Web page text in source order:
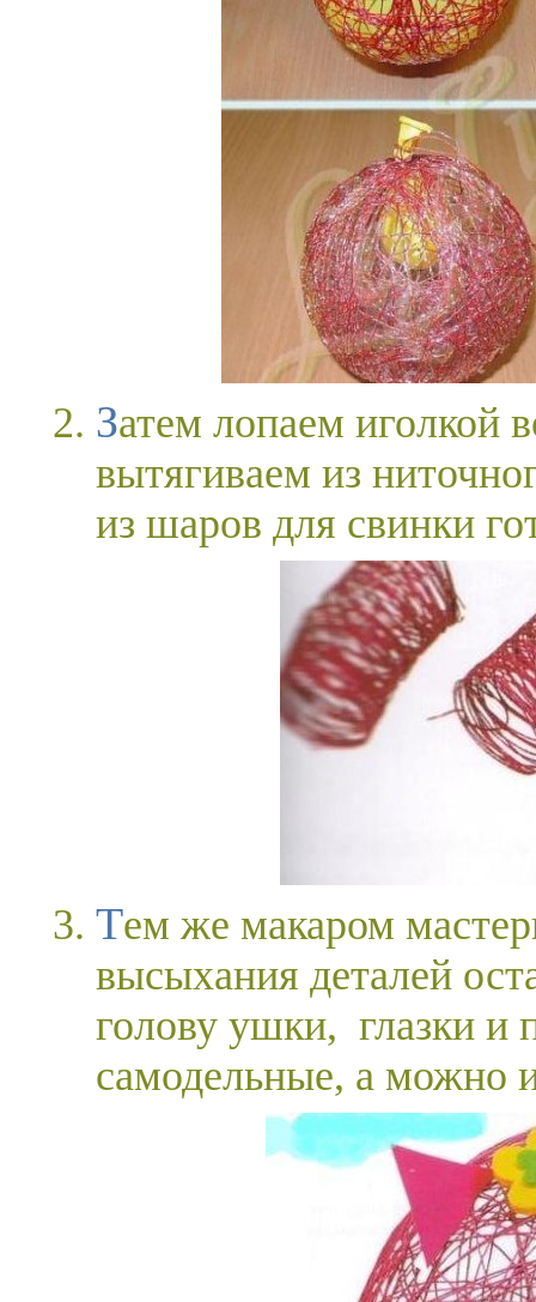
Затем лопаем иголкой воздушный шарик, аккуратно его
вытягиваем из
из шаров для свинки
Тем же макаром мастерим еще 4 ножки. После полного
высыхания деталей
голову ушки, глазки и
самодельные, а можно